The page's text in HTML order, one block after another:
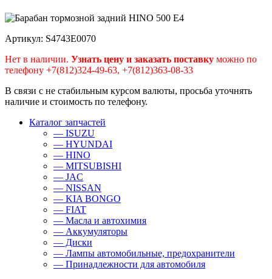
Артикул: S4743E0070
Нет в наличии. Узнать цену и заказать поставку можно по
телефону +7(812)324-49-63, +7(812)363-08-33
В связи с не стабильным курсом валюты, просьба уточнять
наличие и стоимость по телефону.
Каталог запчастей
— ISUZU
— HYUNDAI
— HINO
— MITSUBISHI
— JAC
— NISSAN
— KIA BONGO
— FIAT
— Масла и автохимия
— Аккумуляторы
— Диски
— Лампы автомобильные, предохранители
— Принадлежности для автомобиля